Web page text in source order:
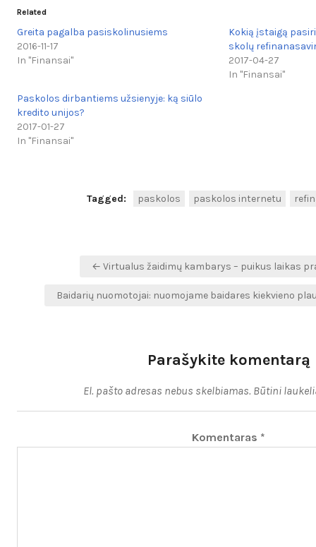
Related
Greita pagalba pasiskolinusiems
2016-11-17
In "Finansai"
Kokią įstaigą
skolų
2017-04-27
In "Finansai"
Paskolos dirbantiems užsienyje: ką siūlo
kredito unijos?
2017-01-27
In "Finansai"
Tagged: paskolos paskolos internetu
Navigacija
įrašų
← Virtualus žaidimų kambarys – puikus laikas
Baidarių nuomotojai: nuomojame baidares kiekvieno
Parašykite komentarą
El. pašto adresas nebus skelbiamas. Būtini
Komentaras *